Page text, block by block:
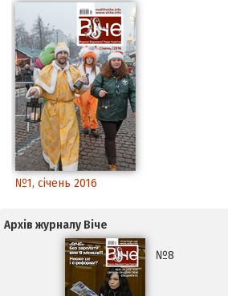
№1, січень 2016
Архів журналу Віче
№8